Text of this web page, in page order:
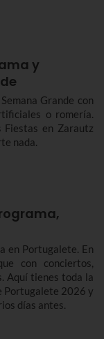
y
Grande con
o romería.
en Zarautz
nada.
en Portugalete. En
con conciertos,
Aquí tienes toda la
Portugalete 2026 y
días antes.